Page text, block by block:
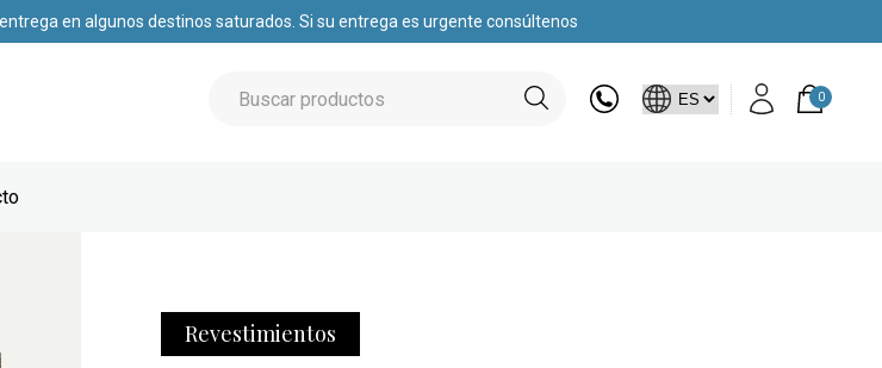
en algunos destinos saturados. Si su entrega es urgente consúltenos
0
Revestimientos